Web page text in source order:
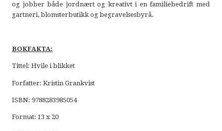
og jobber både jordnært og kreativt i en familiebedrift med
gartneri, blomsterbutikk og begravelsesbyrå.
BOKFAKTA:
Tittel: Hvile i blikket
Forfatter: Kristin Grankvist
ISBN: 9788283985054
Format: 13 x 20